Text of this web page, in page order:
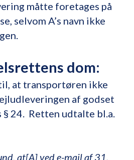
måtte foretages på
selvom A’s navn ikke
dom:
at transportøren ikke
af godset
24. Retten udtalte bl.a.
at[A] ved e-mail af 31.